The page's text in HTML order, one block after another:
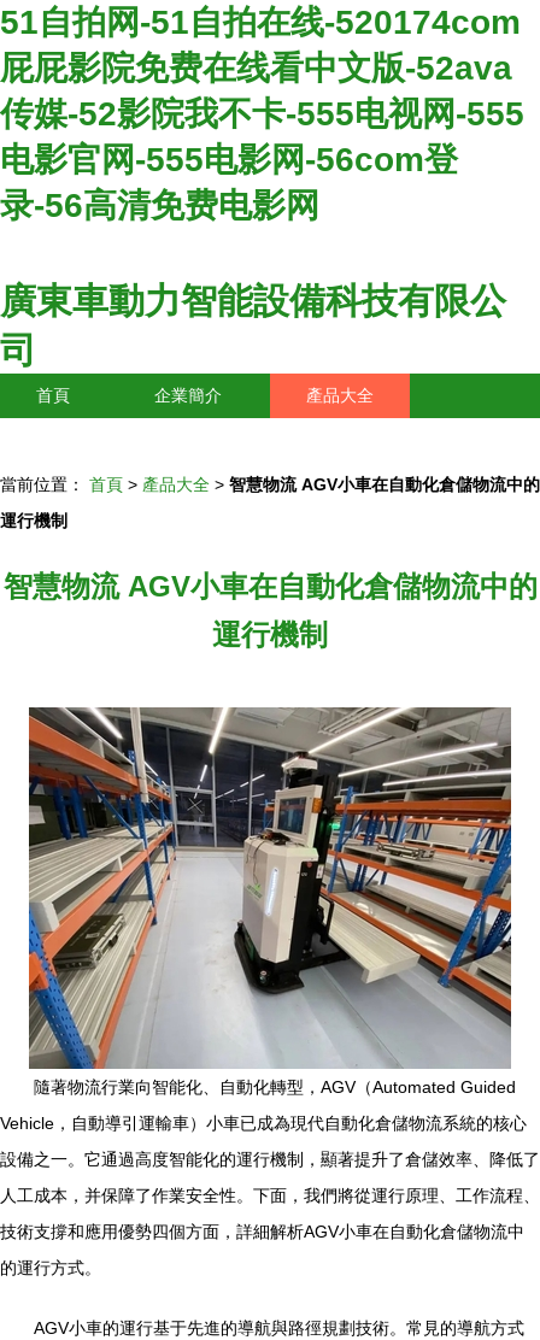
51自拍网-51自拍在线-520174com
屁屁影院免费在线看中文版-52ava
传媒-52影院我不卡-555电视网-555
电影官网-555电影网-56com登
录-56高清免费电影网
廣東車動力智能設備科技有限公
司
首頁 企業簡介 產品大全
當前位置： 首頁 > 產品大全 > 智慧物流 AGV小車在自動化倉儲物流中的
運行機制
智慧物流 AGV小車在自動化倉儲物流中的
運行機制
隨著物流行業向智能化、自動化轉型，AGV（Automated Guided
Vehicle，自動導引運輸車）小車已成為現代自動化倉儲物流系統的核心
設備之一。它通過高度智能化的運行機制，顯著提升了倉儲效率、降低了
人工成本，并保障了作業安全性。下面，我們將從運行原理、工作流程、
技術支撐和應用優勢四個方面，詳細解析AGV小車在自動化倉儲物流中
的運行方式。
AGV小車的運行基于先進的導航與路徑規劃技術。常見的導航方式